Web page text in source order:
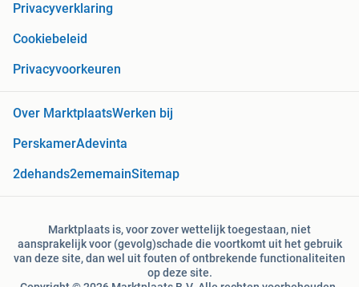
Privacyverklaring
Cookiebeleid
Privacyvoorkeuren
Over MarktplaatsWerken bij
PerskamerAdevinta
2dehands2ememainSitemap
Marktplaats is, voor zover wettelijk toegestaan, niet
aansprakelijk voor (gevolg)schade die voortkomt uit het gebruik
van deze site, dan wel uit fouten of ontbrekende functionaliteiten
op deze site.